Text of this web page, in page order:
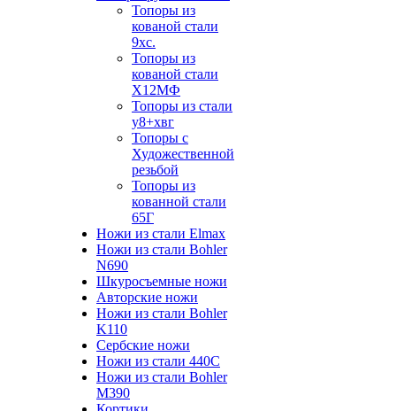
Топоры из
кованой стали
9хс.
Топоры из
кованой стали
Х12МФ
Топоры из стали
у8+хвг
Топоры с
Художественной
резьбой
Топоры из
кованной стали
65Г
Ножи из стали Elmax
Ножи из стали Bohler
N690
Шкуросъемные ножи
Авторские ножи
Ножи из стали Bohler
K110
Сербские ножи
Ножи из стали 440С
Ножи из стали Bohler
M390